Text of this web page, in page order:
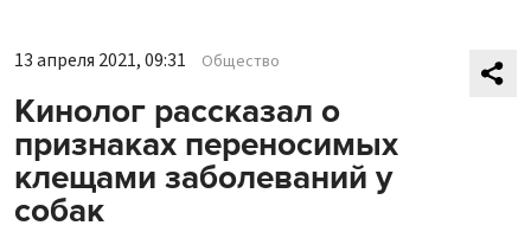
13 апреля 2021, 09:31 Общество
Кинолог рассказал о
признаках переносимых
клещами заболеваний у
собак